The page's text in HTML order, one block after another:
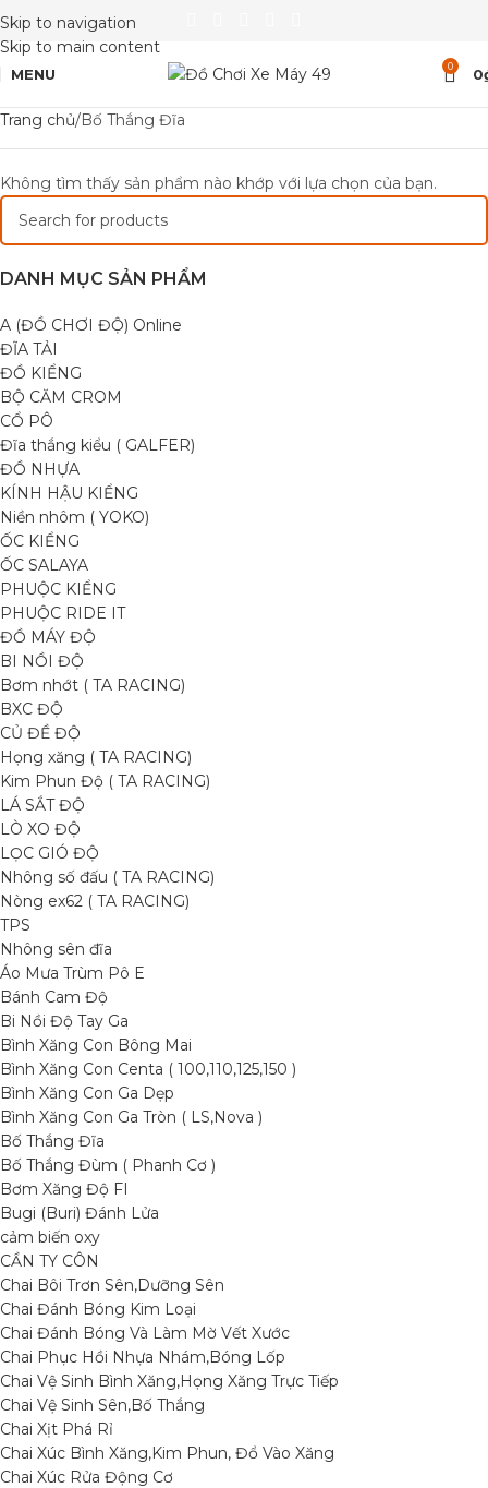
Skip to navigation
Skip to main content
MENU 0 0
DANH MỤC SẢN PHẨM
A (ĐỒ CHƠI ĐỘ) Online
ĐĨA TẢI
ĐỒ KIỂNG
BỘ CĂM CROM
CỔ PÔ
Đĩa thắng kiểu ( GALFER)
ĐỒ NHỰA
KÍNH HẬU KIỂNG
Niền nhôm ( YOKO)
ỐC KIỂNG
ỐC SALAYA
PHUỘC KIỂNG
PHUỘC RIDE IT
ĐỒ MÁY ĐỘ
BI NỒI ĐỘ
Bơm nhớt ( TA RACING)
BXC ĐỘ
CỦ ĐỀ ĐỘ
Họng xăng ( TA RACING)
Kim Phun Độ ( TA RACING)
LÁ SẮT ĐỘ
LÒ XO ĐỘ
LỌC GIÓ ĐỘ
Nhông số đấu ( TA RACING)
Nòng ex62 ( TA RACING)
TPS
Nhông sên đĩa
Áo Mưa Trùm Pô E
Bánh Cam Độ
Bi Nồi Độ Tay Ga
Bình Xăng Con Bông Mai
Bình Xăng Con Centa ( 100,110,125,150 )
Bình Xăng Con Ga Dẹp
Bình Xăng Con Ga Tròn ( LS,Nova )
Bố Thắng Đĩa
Bố Thắng Đùm ( Phanh Cơ )
Bơm Xăng Độ FI
Bugi (Buri) Đánh Lửa
cảm biến oxy
CẦN TY CÔN
Chai Bôi Trơn Sên,Dưỡng Sên
Chai Đánh Bóng Kim Loại
Chai Đánh Bóng Và Làm Mờ Vết Xước
Chai Phục Hồi Nhựa Nhám,Bóng Lốp
Chai Vệ Sinh Bình Xăng,Họng Xăng Trực Tiếp
Chai Vệ Sinh Sên,Bố Thắng
Chai Xịt Phá Rỉ
Chai Xúc Bình Xăng,Kim Phun, Đổ Vào Xăng
Chai Xúc Rửa Động Cơ
Trang chủ Bố Thắng Đĩa
Không tìm thấy sản phẩm nào khớp với lựa chọn của bạn.